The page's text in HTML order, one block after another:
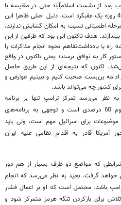
از نشست اسلام‌آباد حتی در مقایسه با
مذاکرات غیرمستقیم تا قبل از جنگ 40 روزه یک عقبگرد است. دلیل اصلی ظاهرا این
اطمینانی نسبت به امکان گشایش ندارند،
هدف تاکنون این بود که طرفین از این
یا یادداشت‌تفاهم نحوه انجام مذاکرات را
کار به توافق برسند؛ یعنی تاکنون در واقع
اکنون که نتیجه‌ای از این طریق حاصل
ادامه بن‌بست صحبت کنیم و ببینیم عوارض و
کشور چه می‌تواند باشد.
می‌رسد تمرکز ترامپ تنها بر برنامه
غنی‌سازی در ایران و محموله اورانیوم 60 درصدی است و توجهی به برنامه‌های
برای اسرائیل مهم است، ولی باید
قادر به اقدام نظامی علیه ایران
که مواضع دو طرف بسیار از هم دور
گرفت. بعید به نظر می‌رسد که انجام
باشد. محتمل است که او بر اعمال فشار
برای بازکردن تنگه هرمز متمرکز شود و